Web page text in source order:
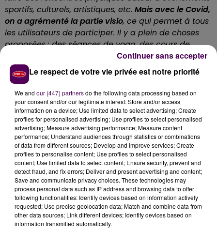
sportifs, culturels, artistiques, etc. Mais avec le Covid,
on a agrémenté la partie visio, ce qui permet à tous
les utilisateurs de participer. Il y a plein de choses
proposées : des séances de yoga, des cours de
cuisine, des jeux de société en ligne. C’est une
solution pour s’occuper, qu’importent les mesures
sanitaires en vigueur"
souligne-t-il.
Quant aux
évènements"physiques"publiés, ils sont
actuellement limités à six participants, et se
déroulent uniquement en extérieur, en conformité
avec les directives gouvernementales. La création
d’un compte est la seule condition, soit pour
participer à une sortie déjà proposée par les autres
utilisateurs, soit pour en lancer une, spécifique à ses
envies du moment.
Yoann Poher
DES PARTENARIATS AVEC DES ASSOCIATIONS
Le respect de votre vie privée est notre priorité
We and our (447) partnersdo the following data processing based on
your consent and/or our legitimate interest: Store and/or access
information on a device; Use limited data to select advertising; Create
profiles for personalised advertising; Use profiles to select personalised
advertising; Measure advertising performance; Measure content
performance; Understand audiences through statistics or combinations
of data from different sources; Develop and improve services; Create
profiles to personalise content; Use profiles to select personalised
content; Use limited data to select content; Ensure security, prevent and
detect fraud, and fix errors; Deliver and present advertising and content;
Save and communicate privacy choices. These technologies may
process personal data such as IP address and browsing data to offer
following functionalities: Identify devices based on information actively
requested; Use precise geolocation data; Match and combine data from
other data sources; Link different devices; Identify devices based on
information transmitted automatically.
Continuer sans accepter